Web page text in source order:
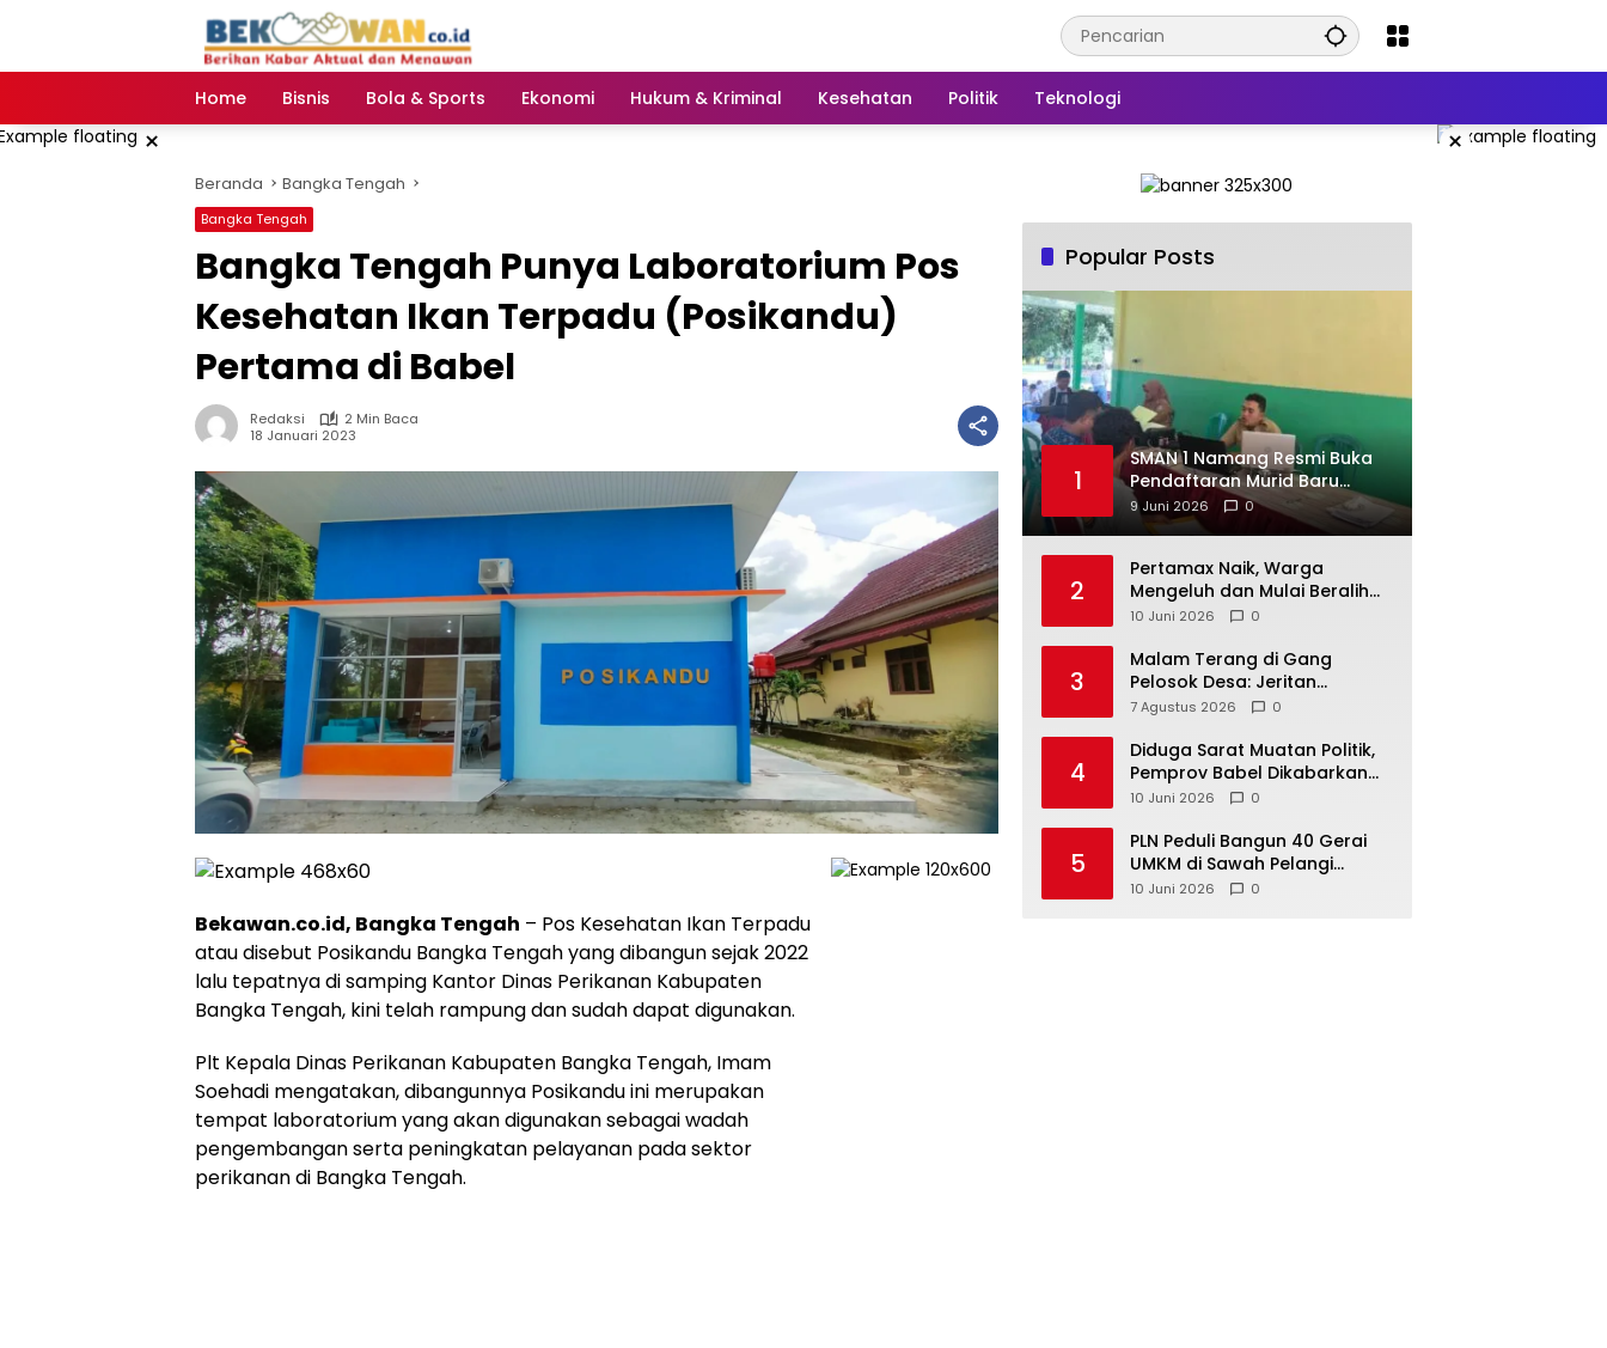
Home
Bisnis Bola & Sports Ekonomi Hukum & Kriminal Kesehatan Politik Teknologi
× ×
Beranda Bangka Tengah
Bangka Tengah
Bangka Tengah Punya Laboratorium Pos
Kesehatan Ikan Terpadu (Posikandu)
Pertama di Babel
Redaksi
2 Min Baca
18 Januari 2023
Bekawan.co.id, Bangka Tengah – Pos Kesehatan Ikan Terpadu
atau disebut Posikandu Bangka Tengah yang dibangun sejak 2022
lalu tepatnya di samping Kantor Dinas Perikanan Kabupaten
Bangka Tengah, kini telah rampung dan sudah dapat digunakan.
Plt Kepala Dinas Perikanan Kabupaten Bangka Tengah, Imam
Soehadi mengatakan, dibangunnya Posikandu ini merupakan
tempat laboratorium yang akan digunakan sebagai wadah
pengembangan serta peningkatan pelayanan pada sektor
perikanan di Bangka Tengah.
Popular Posts
1
SMAN 1 Namang Resmi Buka
Pendaftaran Murid Baru
2026/2027
9 Juni 2026 0
2
‎Pertamax Naik, Warga
Mengeluh dan Mulai Beralih
ke Pertalite Meski Harus Antre
10 Juni 2026 0
3
Malam Terang di Gang
Pelosok Desa: Jeritan
Harapan Ketua APDESI
Babel
7 Agustus 2026 0
4
‎Diduga Sarat Muatan Politik,
Pemprov Babel Dikabarkan
Lakukan Rotasi Besar-
10 Juni 2026 0
5
‎PLN Peduli Bangun 40 Gerai
UMKM di Sawah Pelangi
Namang, Dorong
10 Juni 2026 0